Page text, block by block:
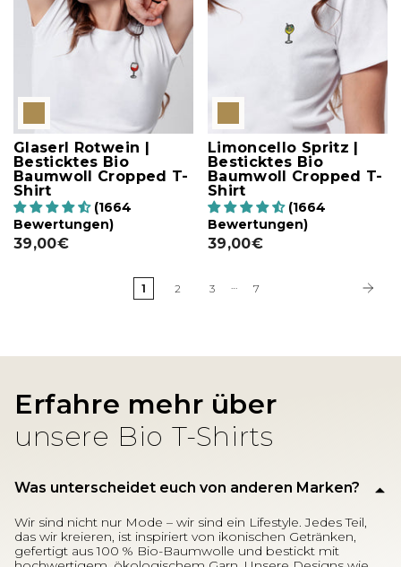
Glaserl Rotwein |
Besticktes Bio
Baumwoll Cropped T-
Shirt
(1664
Bewertungen)
39,00€
Limoncello Spritz |
Besticktes Bio
Baumwoll Cropped T-
Shirt
(1664
Bewertungen)
39,00€
1 2 3 7
Erfahre mehr über
unsere Bio T-Shirts
Was unterscheidet euch von anderen Marken?
Wir sind nicht nur Mode – wir sind ein Lifestyle. Jedes Teil,
das wir kreieren, ist inspiriert von ikonischen Getränken,
gefertigt aus 100 % Bio-Baumwolle und bestickt mit